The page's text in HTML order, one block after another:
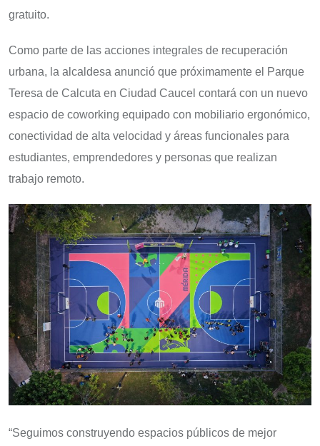
gratuito.
Como parte de las acciones integrales de recuperación
urbana, la alcaldesa anunció que próximamente el Parque
Teresa de Calcuta en Ciudad Caucel contará con un nuevo
espacio de coworking equipado con mobiliario ergonómico,
conectividad de alta velocidad y áreas funcionales para
estudiantes, emprendedores y personas que realizan
trabajo remoto.
“Seguimos construyendo espacios públicos de mejor